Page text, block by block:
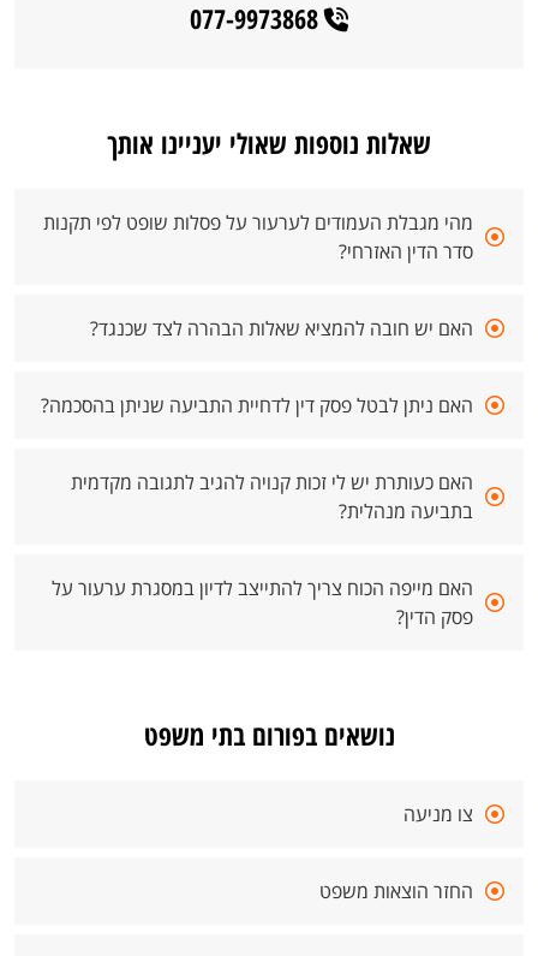
077-9973868
שאלות נוספות שאולי יעניינו אותך
מהי מגבלת העמודים לערעור על פסלות שופט לפי תקנות
סדר הדין האזרחי?
האם יש חובה להמציא שאלות הבהרה לצד שכנגד?
האם ניתן לבטל פסק דין לדחיית התביעה שניתן בהסכמה?
האם כעותרת יש לי זכות קנויה להגיב לתגובה מקדמית
בתביעה מנהלית?
האם מייפה הכוח צריך להתייצב לדיון במסגרת ערעור על
פסק הדין?
נושאים בפורום בתי משפט
צו מניעה
החזר הוצאות משפט